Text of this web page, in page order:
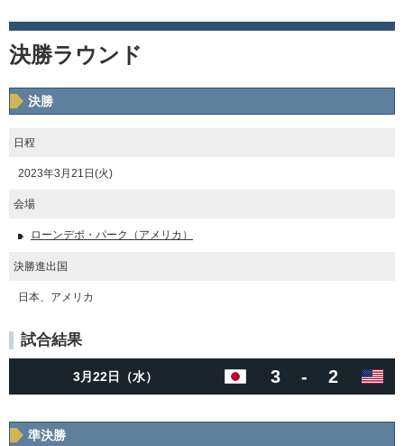
決勝ラウンド
決勝
日程
2023年3月21日(火)
会場
ローンデポ・パーク（アメリカ）
決勝進出国
日本、アメリカ
試合結果
3月22日（水） 3 - 2
準決勝